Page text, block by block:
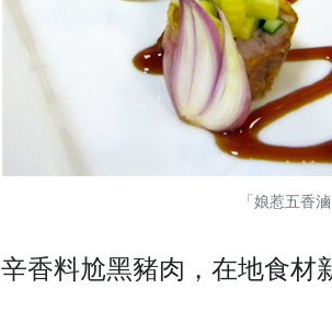
「娘惹五香
辛香料尬黑豬肉，在地食材